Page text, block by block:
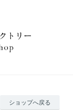
ショップへ戻る